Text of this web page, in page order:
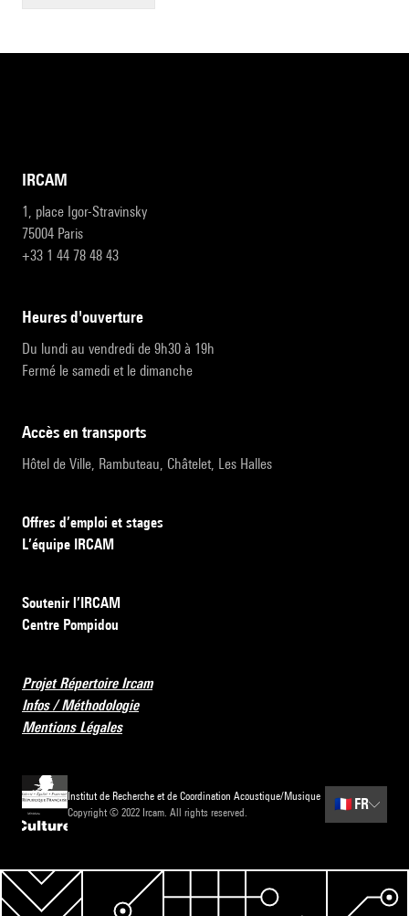
IRCAM
1, place Igor-Stravinsky
75004 Paris
+33 1 44 78 48 43
heures d'ouverture
Du lundi au vendredi de 9h30 à 19h
Fermé le samedi et le dimanche
accès en transports
Hôtel de Ville, Rambuteau, Châtelet, Les Halles
Offres d’emploi et stages
L’équipe IRCAM
Soutenir l’IRCAM
Centre Pompidou
Projet Répertoire Ircam
Infos / Méthodologie
Mentions Légales
Institut de Recherche et de Coordination Acoustique/Musique
Copyright © 2022 Ircam. All rights reserved.
🇫🇷 FR